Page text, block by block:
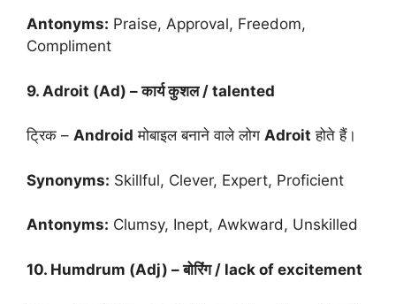
Antonyms: Praise, Approval, Freedom,
Compliment
9. Adroit (Ad) – कार्य कुशल / talented
ट्रिक – Android मोबाइल बनाने वाले लोग Adroit होते हैं।
Synonyms: Skillful, Clever, Expert, Proficient
Antonyms: Clumsy, Inept, Awkward, Unskilled
10. Humdrum (Adj) – बोरिंग / lack of excitement